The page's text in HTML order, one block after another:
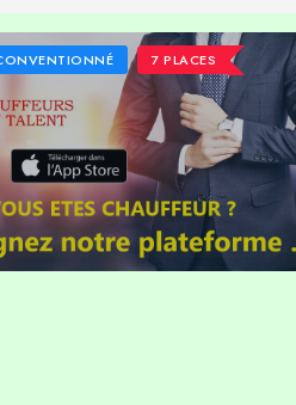
7 PLACES